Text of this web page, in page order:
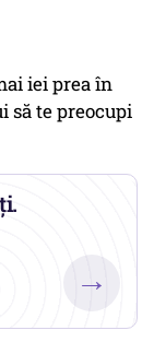
iei prea în
să te preocupi
→